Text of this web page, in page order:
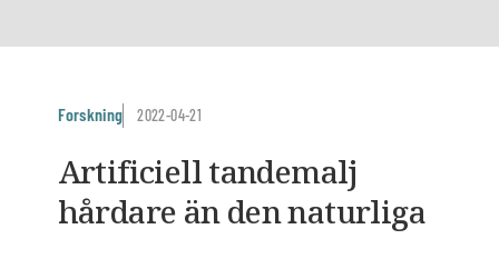
Forskning 2022-04-21
Artificiell tandemalj
hårdare än den naturliga